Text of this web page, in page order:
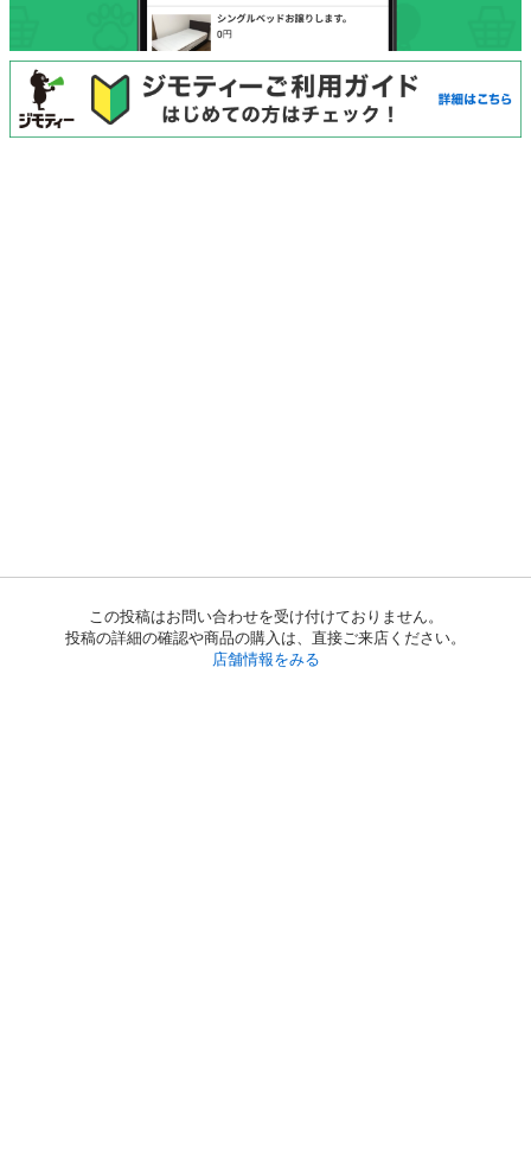
この投稿はお問い合わせを受け付けておりません。
投稿の詳細の確認や商品の購入は、直接ご来店ください。
店舗情報をみる